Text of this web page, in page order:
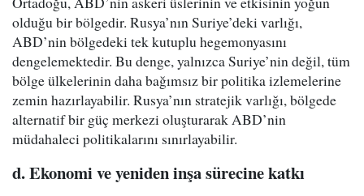
olduğu bir bölgedir. Rusya’nın Suriye’deki varlığı,
ABD’nin bölgedeki tek kutuplu hegemonyasını
dengelemektedir. Bu denge, yalnızca Suriye’nin değil, tüm
bölge ülkelerinin daha bağımsız bir politika izlemelerine
zemin hazırlayabilir. Rusya’nın stratejik varlığı, bölgede
alternatif bir güç merkezi oluşturarak ABD’nin
müdahaleci politikalarını sınırlayabilir.
d. Ekonomi ve yeniden inşa sürecine katkı